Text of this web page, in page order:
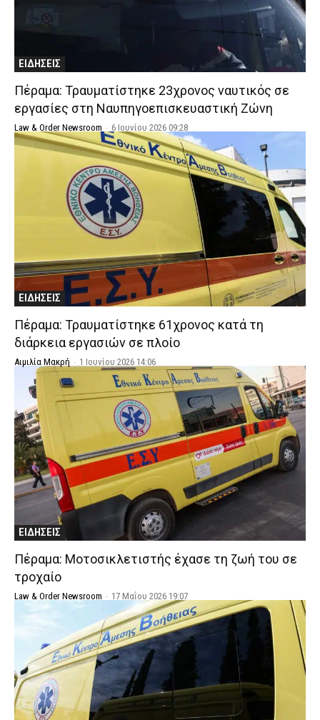
ΕΙΔΗΣΕΙΣ
Πέραμα: Τραυματίστηκε 23χρονος ναυτικός σε
εργασίες στη Ναυπηγοεπισκευαστική Ζώνη
Law & Order Newsroom - 6 Ιουνίου 2026 09:28
ΕΙΔΗΣΕΙΣ
Πέραμα: Τραυματίστηκε 61χρονος κατά τη
διάρκεια εργασιών σε πλοίο
Αιμιλία Μακρή - 1 Ιουνίου 2026 14:06
ΕΙΔΗΣΕΙΣ
Πέραμα: Μοτοσικλετιστής έχασε τη ζωή του σε
τροχαίο
Law & Order Newsroom - 17 Μαΐου 2026 19:07